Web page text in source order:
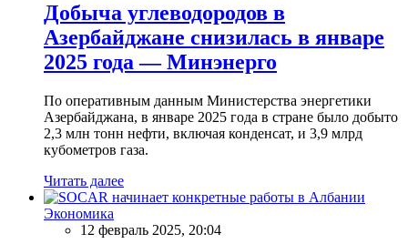
Добыча углеводородов в
Азербайджане снизилась в январе
2025 года — Минэнерго
По оперативным данным Министерства энергетики
Азербайджана, в январе 2025 года в стране было добыто
2,3 млн тонн нефти, включая конденсат, и 3,9 млрд
кубометров газа.
Читать далее
Экономика
12 февраль 2025, 20:04